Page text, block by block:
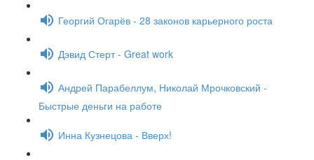
Георгий Огарёв - 28 законов карьерного роста
Дэвид Стерт - Great work
Андрей Парабеллум, Николай Мрочковский -
Быстрые деньги на работе
Инна Кузнецова - Вверх!